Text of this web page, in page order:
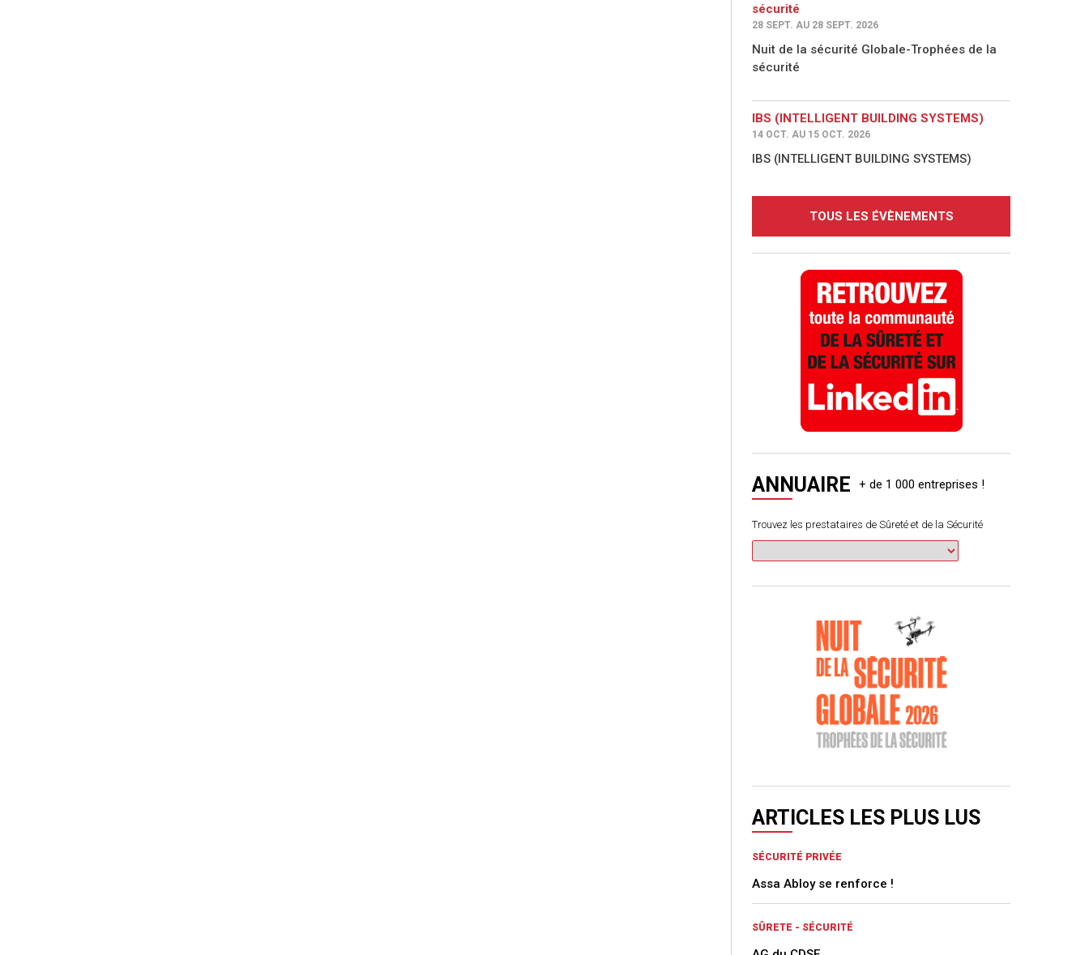
sécurité
28 SEPT. AU 28 SEPT. 2026
Nuit de la sécurité Globale-Trophées de la
sécurité
IBS (INTELLIGENT BUILDING SYSTEMS)
14 OCT. AU 15 OCT. 2026
IBS (INTELLIGENT BUILDING SYSTEMS)
TOUS LES ÉVÈNEMENTS
ANNUAIRE
Trouvez les prestataires de Sûreté et de la Sécurité
ARTICLES LES PLUS LUS
SÉCURITÉ PRIVÉE
Assa Abloy se renforce !
SÛRETE - SÉCURITÉ